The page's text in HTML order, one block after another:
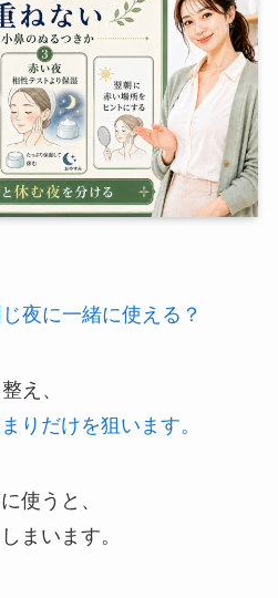
夜に一緒に使える？
え、
りだけを狙います。
使うと、
まいます。